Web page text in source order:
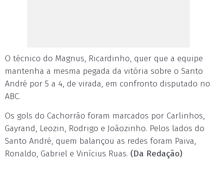
O técnico do Magnus, Ricardinho, quer que a equipe
mantenha a mesma pegada da vitória sobre o Santo
André por 5 a 4, de virada, em confronto disputado no
ABC.
Os gols do Cachorrão foram marcados por Carlinhos,
Gayrand, Leozin, Rodrigo e Joãozinho. Pelos lados do
Santo André, quem balançou as redes foram Paiva,
Ronaldo, Gabriel e Vinícius Ruas. (Da Redação)